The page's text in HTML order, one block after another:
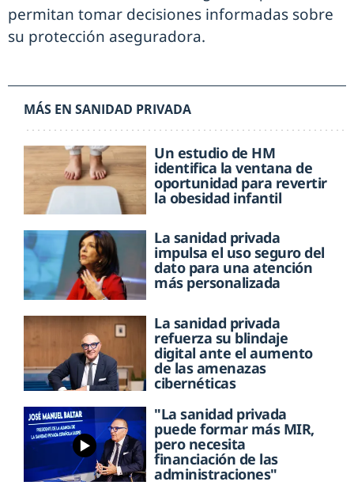
permitan tomar decisiones informadas sobre
su protección aseguradora.
MÁS EN SANIDAD PRIVADA
Un estudio de HM
identifica la ventana de
oportunidad para revertir
la obesidad infantil
La sanidad privada
impulsa el uso seguro del
dato para una atención
más personalizada
La sanidad privada
refuerza su blindaje
digital ante el aumento
de las amenazas
cibernéticas
"La sanidad privada
puede formar más MIR,
pero necesita
financiación de las
administraciones"